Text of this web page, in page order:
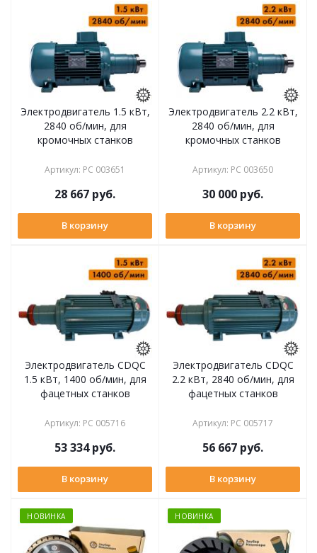
Электродвигатель 1.5 кВт,
2840 об/мин, для
кромочных станков
Артикул: РС 003651
28 667 руб.
В корзину
Электродвигатель 2.2 кВт,
2840 об/мин, для
кромочных станков
Артикул: РС 003650
30 000 руб.
В корзину
Электродвигатель CDQC
1.5 кВт, 1400 об/мин, для
фацетных станков
Артикул: РС 005716
53 334руб.
В корзину
Электродвигатель CDQC
2.2 кВт, 2840 об/мин, для
фацетных станков
Артикул: РС 005717
56 667 руб.
В корзину
НОВИНКА НОВИНКА